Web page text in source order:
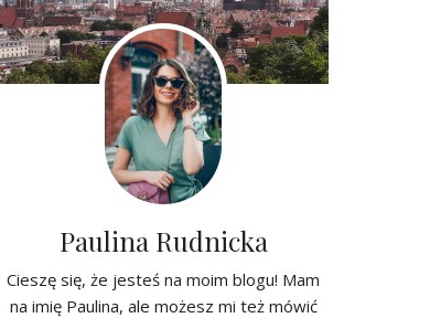
Paulina Rudnicka
Cieszę się, że jesteś na moim blogu! Mam
na imię Paulina, ale możesz mi też mówić